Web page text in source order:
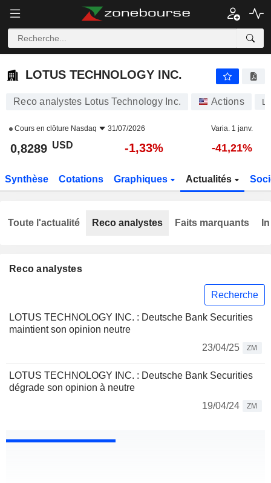
LOTUS TECHNOLOGY INC.
LOTUS TECHNOLOGY INC.
Reco analystes Lotus Technology Inc. Actions
Cours en clôture Nasdaq 31/07/2026 Varia. 1 janv.
0,8289 USD -1,33% -41,21%
Synthèse Cotations Graphiques Actualités
Reco analystes
Recherche
LOTUS TECHNOLOGY INC. : Deutsche Bank Securities
maintient son opinion neutre
23/04/25
ZM
LOTUS TECHNOLOGY INC. : Deutsche Bank Securities
dégrade son opinion à neutre
19/04/24
ZM
Toute l'actualité Reco analystes Faits marquants